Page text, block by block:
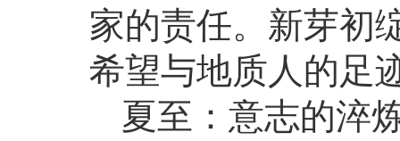
家的责任。新芽初
希望与地质人的足
夏至：意志的淬